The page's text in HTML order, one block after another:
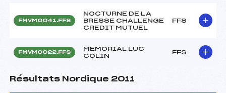
FMVM0041.FFS
NOCTURNE DE LA
BRESSE CHALLENGE
CREDIT MUTUEL
FFS
FMVM0022.FFS
MEMORIAL LUC
COLIN
FFS
Résultats Nordique 2011